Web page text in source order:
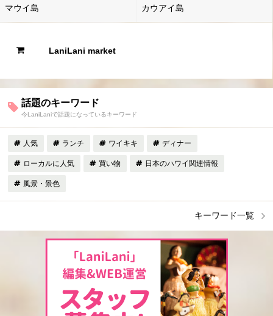
マウイ島 カウアイ島
LaniLani market
話題のキーワード
今LaniLaniで話題になっているキーワード
人気 ランチ ワイキキ ディナー
ローカルに人気 買い物 日本のハワイ関連情報
風景・景色
キーワード一覧